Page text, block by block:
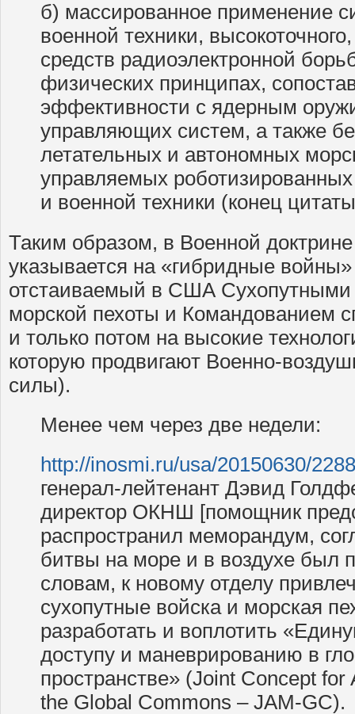
б) массированное применение
военной техники,
средств радиоэлектронной
физических принципах,
эффективности с ядерным
управляющих систем, а также
летательных и автономных
управляемых
и военной техники (конец
Таким образом, в Военной
указывается на «гибридные войны»
отстаиваемый в США Сухопутными
морской пехоты и Командованием
и только потом на высокие
которую продвигают Военно-
силы).
Менее чем через две недели:
http://inosmi.ru/usa/20150630/
генерал-лейтенант Дэвид
директор ОКНШ [помощник
распространил меморандум,
битвы на море и в воздухе был
словам, к новому отделу
сухопутные войска и морская
разработать и воплотить
доступу и маневрированию в
пространстве» (Joint Concept
the Global Commons – JAM-GC).